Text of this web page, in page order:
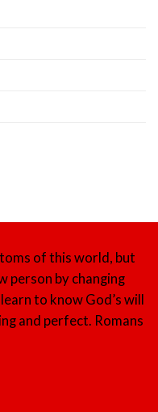
of this world, but
person by changing
to know God’s will
and perfect. Romans